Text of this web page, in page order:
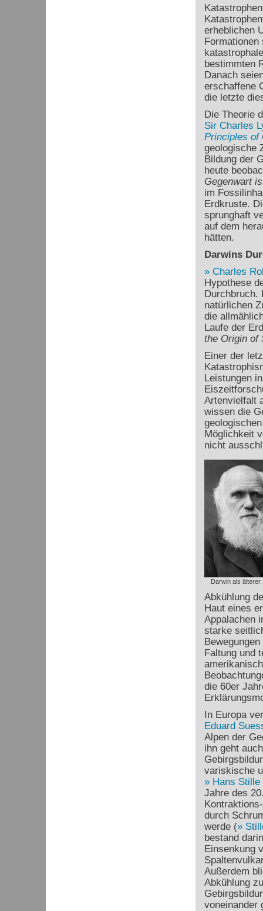
erheblichen
bestimmten
Danach
erschaffene
die letzte
Die Theorie
Sir Charles
Principles of
geologische
Bildung der
heute
Gegenwart
im
Erdkruste.
sprunghaft
auf dem
hätten.
Darwins
Charles
Hypothese
Durchbruch.
natürlichen
die
Laufe der
the Origin of
Einer der
Leistungen
Artenvielfalt
wissen die
Möglichkeit
nicht
Darwin als älterer
Abkühlung
Haut eines
Appalachen
starke
Faltung und
die 60er
In Europa
Eduard
Alpen der
ihn geht
variskische
Hans Stille
Jahre des
durch
werde (
bestand
Einsenkung
Außerdem
Abkühlung
voneinander